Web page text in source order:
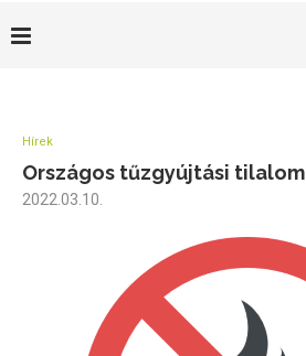
Hírek
Országos tűzgyújtási tilalom
2022.03.10.